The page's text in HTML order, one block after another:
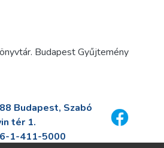
Budapest Gyűjtemény
Budapest, Szabó
tér 1.
1-411-5000